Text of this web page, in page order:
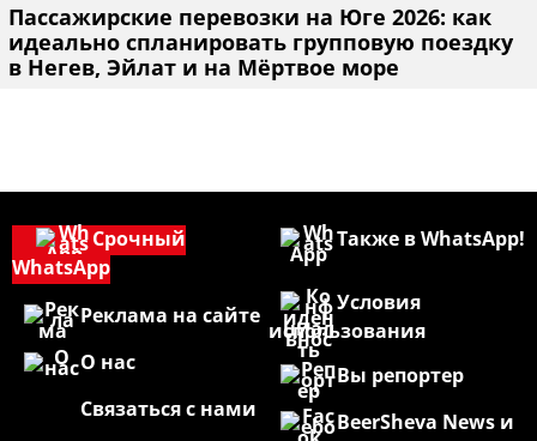
Пассажирские перевозки на Юге 2026: как
идеально спланировать групповую поездку
в Негев, Эйлат и на Мёртвое море
Также в WhatsApp!
Условия
использования
Вы репортер
BeerSheva News и
Срочный
WhatsApp
Реклама на сайте
О нас
Связаться с нами